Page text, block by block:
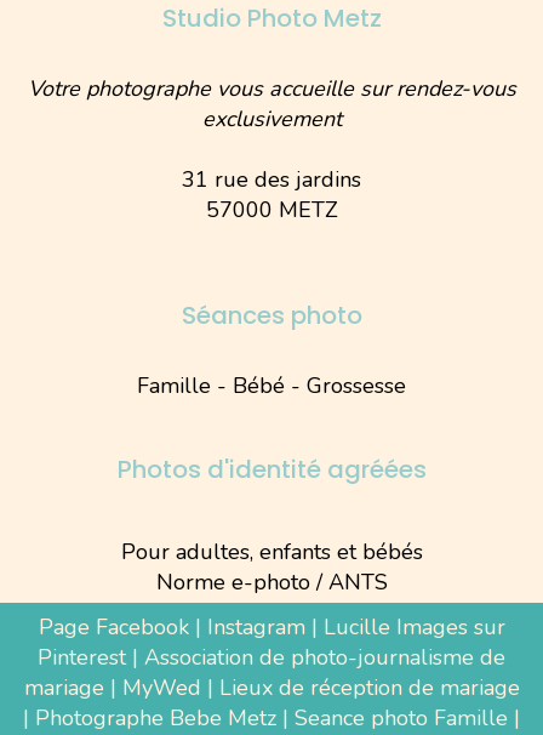
Studio Photo Metz
Votre photographe vous accueille sur rendez-vous
exclusivement
31 rue des jardins
57000 METZ
Séances photo
Famille - Bébé - Grossesse
Photos d'identité agréées
Pour adultes, enfants et bébés
Norme e-photo / ANTS
Page Facebook| Instagram| Lucille Images sur
Pinterest| Association de photo-journalisme de
mariage | MyWed | Lieux de réception de mariage
| Photographe Bebe Metz | Seance photo Famille |